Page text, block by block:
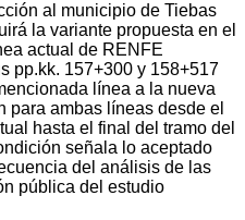
al municipio de Tiebas
la variante propuesta en el
actual de RENFE
pp.kk. 157+300 y 158+517
línea a la nueva
para ambas líneas desde el
hasta el final del tramo del
señala lo aceptado
del análisis de las
pública del estudio